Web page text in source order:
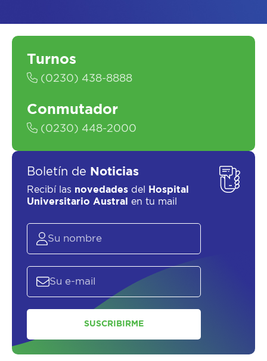
SOLICITAR UN ASESOR
Turnos
(0230) 438-8888
Conmutador
(0230) 448-2000
Boletín de Noticias
Recibí las novedades del
Hospital
Universitario Austral
en tu mail
SUSCRIBIRME